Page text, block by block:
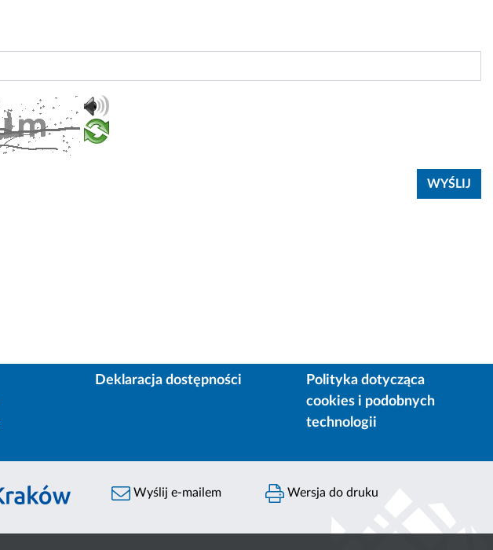
Deklaracja dostępności
Polityka dotycząca
cookies i podobnych
technologii
Wyślij e-mailem Wersja do druku